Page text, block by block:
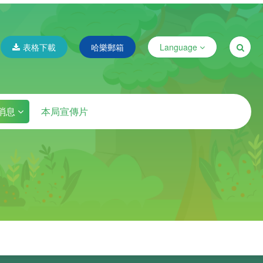
表格下載 哈樂郵箱 Language
息 本局宣傳片